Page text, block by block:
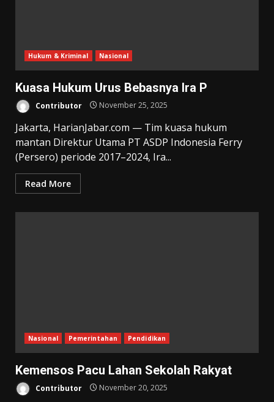
Hukum & Kriminal Nasional
Kuasa Hukum Urus Bebasnya Ira P
Contributor November 25, 2025
Jakarta, HarianJabar.com — Tim kuasa hukum
mantan Direktur Utama PT ASDP Indonesia Ferry
(Persero) periode 2017–2024, Ira...
Read More
Nasional Pemerintahan Pendidikan
Kemensos Pacu Lahan Sekolah Rakyat
Contributor November 20, 2025